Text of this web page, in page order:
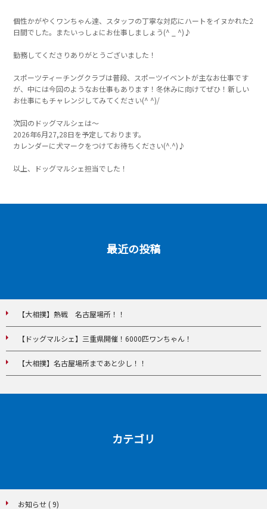
個性かがやくワンちゃん達、スタッフの丁寧な対応にハートをイヌかれた2
日間でした。またいっしょにお仕事しましょう(^ _ ^)♪
勤務してくださりありがとうございました！
スポーツティーチングクラブは普段、スポーツイベントが主なお仕事です
が、中には今回のようなお仕事もあります！冬休みに向けてぜひ！新しい
お仕事にもチャレンジしてみてください(^ ^)/
次回のドッグマルシェは～
2026年6月27,28日を予定しております。
カレンダーに犬マークをつけてお待ちください(^.^)♪
以上、ドッグマルシェ担当でした！
最近の投稿
【大相撲】熱戦 名古屋場所！！
【ドッグマルシェ】三重県開催！6000匹ワンちゃん！
【大相撲】名古屋場所まであと少し！！
カテゴリ
お知らせ ( 9)